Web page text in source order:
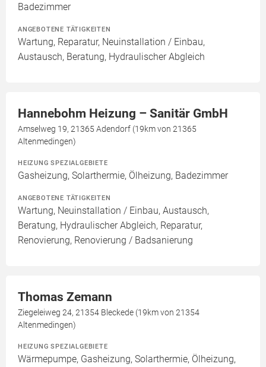
Badezimmer
ANGEBOTENE TÄTIGKEITEN
Wartung, Reparatur, Neuinstallation / Einbau,
Austausch, Beratung, Hydraulischer Abgleich
Hannebohm Heizung – Sanitär GmbH
Amselweg 19, 21365 Adendorf (19km von 21365
Altenmedingen)
HEIZUNG SPEZIALGEBIETE
Gasheizung, Solarthermie, Ölheizung, Badezimmer
ANGEBOTENE TÄTIGKEITEN
Wartung, Neuinstallation / Einbau, Austausch,
Beratung, Hydraulischer Abgleich, Reparatur,
Renovierung, Renovierung / Badsanierung
Thomas Zemann
Ziegeleiweg 24, 21354 Bleckede (19km von 21354
Altenmedingen)
HEIZUNG SPEZIALGEBIETE
Wärmepumpe, Gasheizung, Solarthermie, Ölheizung,